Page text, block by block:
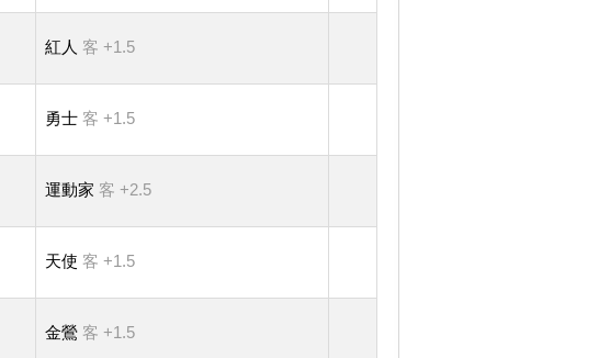
紅人 客 +1.5
勇士 客 +1.5
運動家 客 +2.5
天使 客 +1.5
金鶯 客 +1.5